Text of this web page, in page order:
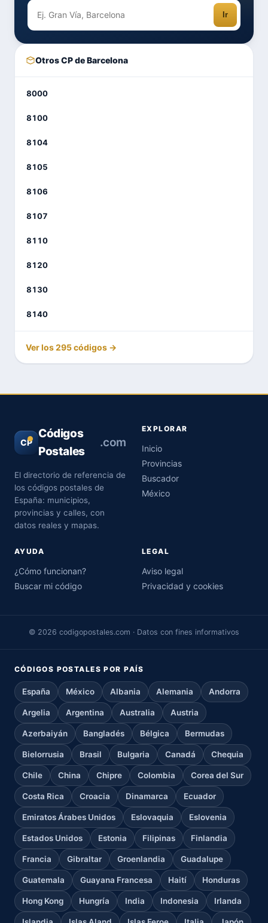
Ir
Otros CP de Barcelona
8000
8100
8104
8105
8106
8107
8110
8120
8130
8140
Ver los 295 códigos →
CP
Códigos
Postales
.com
El directorio de referencia de
los códigos postales de
España: municipios,
provincias y calles, con
datos reales y mapas.
EXPLORAR
Inicio
Provincias
Buscador
México
AYUDA
¿Cómo funcionan?
Buscar mi código
LEGAL
Aviso legal
Privacidad y cookies
© 2026 codigopostales.com · Datos con fines informativos
CÓDIGOS POSTALES POR PAÍS
España México Albania Alemania Andorra
Argelia Argentina Australia Austria
Azerbaiyán Bangladés Bélgica Bermudas
Bielorrusia Brasil Bulgaria Canadá Chequia
Chile China Chipre Colombia Corea del Sur
Costa Rica Croacia Dinamarca Ecuador
Emiratos Árabes Unidos Eslovaquia Eslovenia
Estados Unidos Estonia Filipinas Finlandia
Francia Gibraltar Groenlandia Guadalupe
Guatemala Guayana Francesa Haití Honduras
Hong Kong Hungría India Indonesia Irlanda